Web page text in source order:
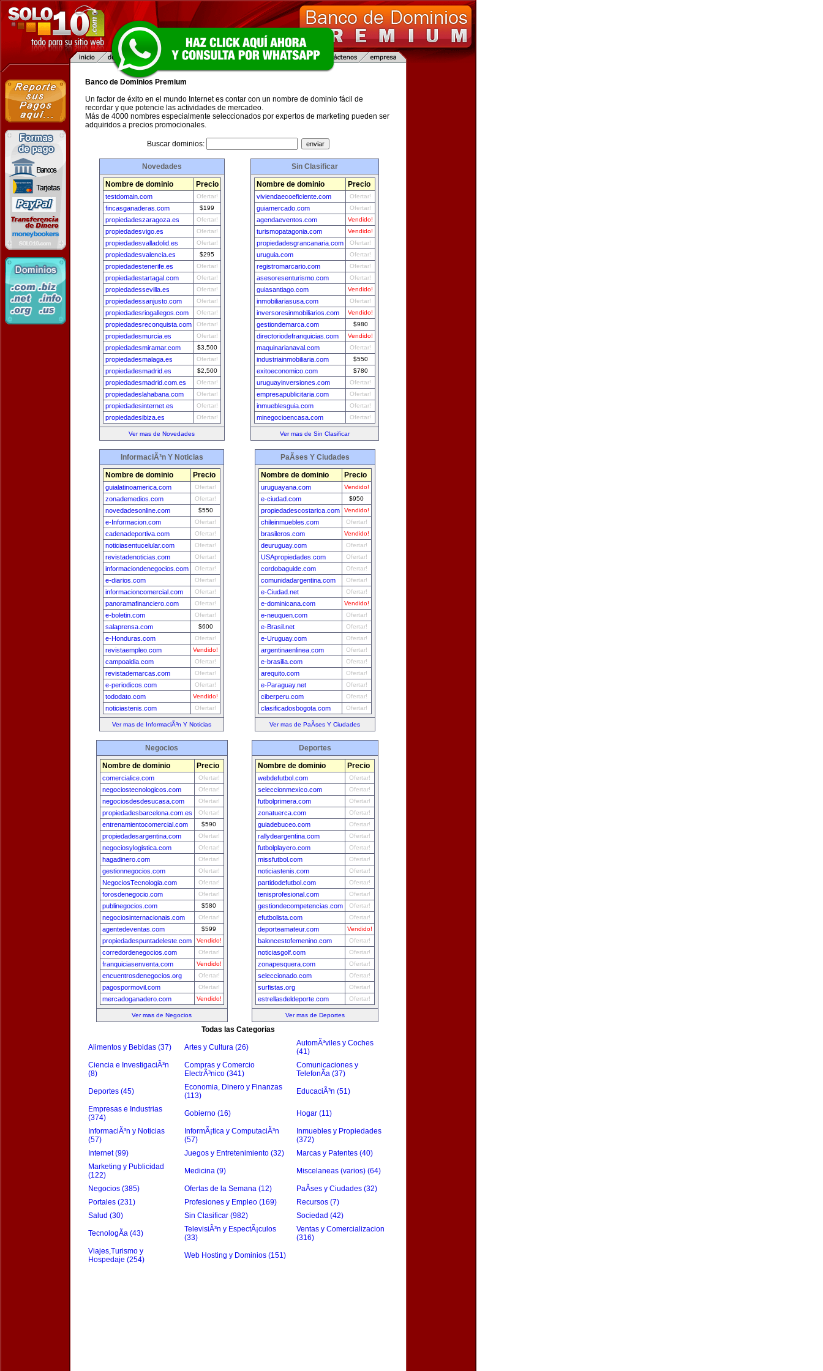
Banco de Dominios Premium
Un factor de éxito en el mundo Internet es contar con un nombre de dominio fácil de
recordar y que potencie las actividades de mercadeo.
Más de 4000 nombres especialmente seleccionados por expertos de marketing pueden ser
adquiridos a precios promocionales.
Buscar dominios:
Novedades
Nombre de dominio Precio
testdomain.com Ofertar!
fincasganaderas.com $199
propiedadeszaragoza.es Ofertar!
propiedadesvigo.es Ofertar!
propiedadesvalladolid.es Ofertar!
propiedadesvalencia.es $295
propiedadestenerife.es Ofertar!
propiedadestartagal.com Ofertar!
propiedadessevilla.es Ofertar!
propiedadessanjusto.com Ofertar!
propiedadesriogallegos.com Ofertar!
propiedadesreconquista.com Ofertar!
propiedadesmurcia.es Ofertar!
propiedadesmiramar.com $3,500
propiedadesmalaga.es Ofertar!
propiedadesmadrid.es $2,500
propiedadesmadrid.com.es Ofertar!
propiedadeslahabana.com Ofertar!
propiedadesinternet.es Ofertar!
propiedadesibiza.es Ofertar!
Ver mas de Novedades
Sin Clasificar
Nombre de dominio Precio
viviendaecoeficiente.com Ofertar!
guiamercado.com Ofertar!
agendaeventos.com Vendido!
turismopatagonia.com Vendido!
propiedadesgrancanaria.com Ofertar!
uruguia.com Ofertar!
registromarcario.com Ofertar!
asesoresenturismo.com Ofertar!
guiasantiago.com Vendido!
inmobiliariasusa.com Ofertar!
inversoresinmobiliarios.com Vendido!
gestiondemarca.com $980
directoriodefranquicias.com Vendido!
maquinarianaval.com Ofertar!
industriainmobiliaria.com $550
exitoeconomico.com $780
uruguayinversiones.com Ofertar!
empresapublicitaria.com Ofertar!
inmueblesguia.com Ofertar!
minegocioencasa.com Ofertar!
Ver mas de Sin Clasificar
InformaciÃ³n Y Noticias
Nombre de dominio Precio
guialatinoamerica.com Ofertar!
zonademedios.com Ofertar!
novedadesonline.com $550
e-Informacion.com Ofertar!
cadenadeportiva.com Ofertar!
noticiasentucelular.com Ofertar!
revistadenoticias.com Ofertar!
informaciondenegocios.com Ofertar!
e-diarios.com Ofertar!
informacioncomercial.com Ofertar!
panoramafinanciero.com Ofertar!
e-boletin.com Ofertar!
salaprensa.com $600
e-Honduras.com Ofertar!
revistaempleo.com Vendido!
campoaldia.com Ofertar!
revistademarcas.com Ofertar!
e-periodicos.com Ofertar!
tododato.com Vendido!
noticiastenis.com Ofertar!
Ver mas de InformaciÃ³n Y Noticias
PaÃ­ses Y Ciudades
Nombre de dominio Precio
uruguayana.com Vendido!
e-ciudad.com $950
propiedadescostarica.com Vendido!
chileinmuebles.com Ofertar!
brasileros.com Vendido!
deuruguay.com Ofertar!
USApropiedades.com Ofertar!
cordobaguide.com Ofertar!
comunidadargentina.com Ofertar!
e-Ciudad.net Ofertar!
e-dominicana.com Vendido!
e-neuquen.com Ofertar!
e-Brasil.net Ofertar!
e-Uruguay.com Ofertar!
argentinaenlinea.com Ofertar!
e-brasilia.com Ofertar!
arequito.com Ofertar!
e-Paraguay.net Ofertar!
ciberperu.com Ofertar!
clasificadosbogota.com Ofertar!
Ver mas de PaÃ­ses Y Ciudades
Negocios
Nombre de dominio Precio
comercialice.com Ofertar!
negociostecnologicos.com Ofertar!
negociosdesdesucasa.com Ofertar!
propiedadesbarcelona.com.es Ofertar!
entrenamientocomercial.com $590
propiedadesargentina.com Ofertar!
negociosylogistica.com Ofertar!
hagadinero.com Ofertar!
gestionnegocios.com Ofertar!
NegociosTecnologia.com Ofertar!
forosdenegocio.com Ofertar!
publinegocios.com $580
negociosinternacionais.com Ofertar!
agentedeventas.com $599
propiedadespuntadeleste.com Vendido!
corredordenegocios.com Ofertar!
franquiciasenventa.com Vendido!
encuentrosdenegocios.org Ofertar!
pagospormovil.com Ofertar!
mercadoganadero.com Vendido!
Ver mas de Negocios
Deportes
Nombre de dominio Precio
webdefutbol.com Ofertar!
seleccionmexico.com Ofertar!
futbolprimera.com Ofertar!
zonatuerca.com Ofertar!
guiadebuceo.com Ofertar!
rallydeargentina.com Ofertar!
futbolplayero.com Ofertar!
missfutbol.com Ofertar!
noticiastenis.com Ofertar!
partidodefutbol.com Ofertar!
tenisprofesional.com Ofertar!
gestiondecompetencias.com Ofertar!
efutbolista.com Ofertar!
deporteamateur.com Vendido!
baloncestofemenino.com Ofertar!
noticiasgolf.com Ofertar!
zonapesquera.com Ofertar!
seleccionado.com Ofertar!
surfistas.org Ofertar!
estrellasdeldeporte.com Ofertar!
Ver mas de Deportes
Todas las Categorias
Alimentos y Bebidas (37) Artes y Cultura (26)
AutomÃ³viles y Coches
(41)
Ciencia e InvestigaciÃ³n
(8)
Compras y Comercio
ElectrÃ³nico (341)
Comunicaciones y
TelefonÃ­a (37)
Deportes (45)
Economia, Dinero y Finanzas
(113)
EducaciÃ³n (51)
Empresas e Industrias
(374)
Gobierno (16) Hogar (11)
InformaciÃ³n y Noticias
(57)
InformÃ¡tica y ComputaciÃ³n
(57)
Inmuebles y Propiedades
(372)
Internet (99)
Juegos y Entretenimiento (32)
Marcas y Patentes (40)
Marketing y Publicidad
(122)
Medicina (9) Miscelaneas (varios) (64)
Negocios (385) Ofertas de la Semana (12)
PaÃ­ses y Ciudades (32)
Portales (231)
Profesiones y Empleo (169)
Recursos (7)
Salud (30)
Sin Clasificar (982) Sociedad (42)
TecnologÃ­a (43)
TelevisiÃ³n y EspectÃ¡culos
(33)
Ventas y Comercializacion
(316)
Viajes,Turismo y
Hospedaje (254)
Web Hosting y Dominios (151)